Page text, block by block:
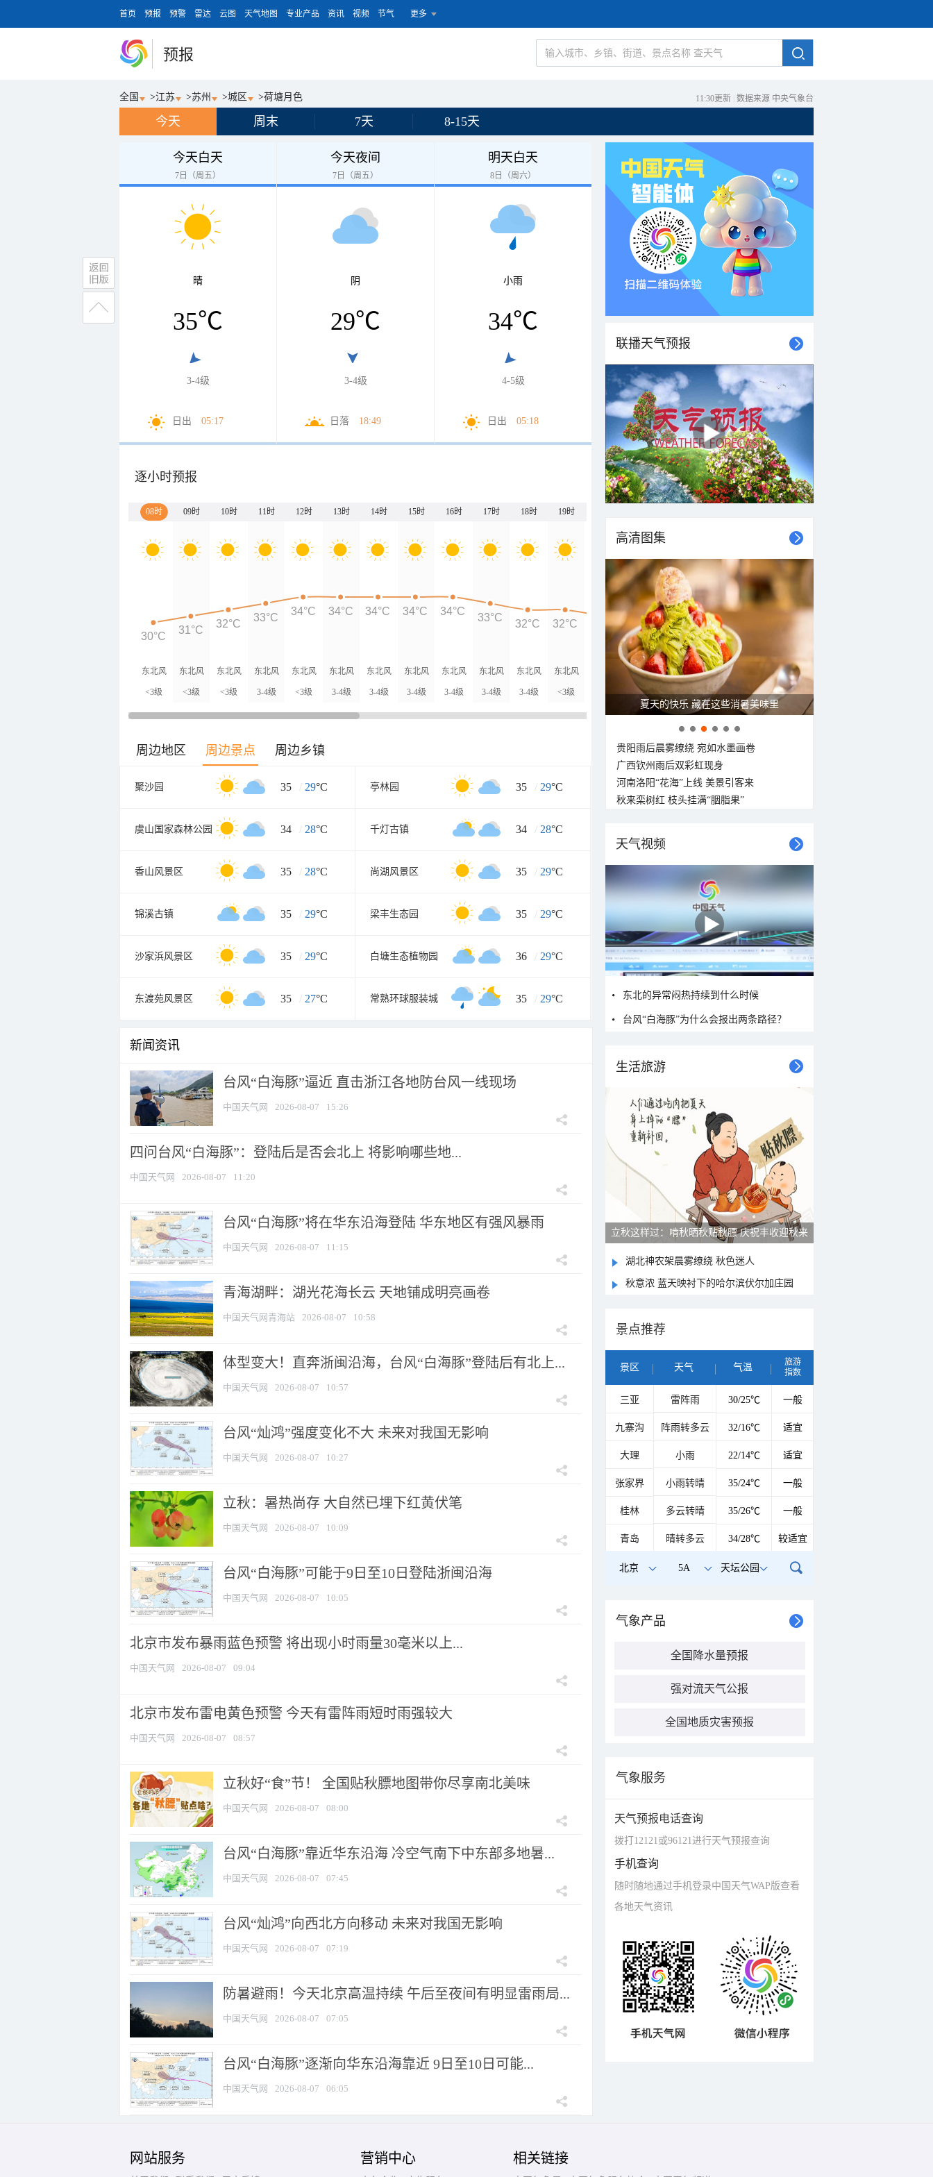
首页 预报 预警 雷达 云图 天气地图 专业产品 资讯 视频 节气 更多
预报
全国 >江苏 >苏州 >城区 >荷塘月色 11:30更新 数据来源 中央气象台
今天 周末 7天 8-15天
今天白天
7日（周五）
晴
35℃
3-4级
日出 05:17
今天夜间
7日（周五）
阴
29℃
3-4级
日落 18:49
明天白天
8日（周六）
小雨
34℃
4-5级
日出 05:18
逐小时预报
08时 09时 10时 11时 12时 13时 14时 15时 16时 17时 18时 19时
东北风
<3级
东北风
<3级
东北风
<3级
东北风
3-4级
东北风
<3级
东北风
3-4级
东北风
3-4级
东北风
3-4级
东北风
3-4级
东北风
3-4级
东北风
3-4级
东北风
<3级 <3级
北风
<3级
北风
<3级
北风
<3级 <3级
北风
<3级
30°C
31°C
32°C
33°C
34°C 34°C 34°C 34°C 34°C
33°C
32°C 32°C
31°C
30°C 30°C 30°C 30°C
周边地区 周边景点 周边乡镇
聚沙园 35 / 29°C 亭林园 35 / 29°C
虞山国家森林公园 34 / 28°C 千灯古镇 34 / 28°C
香山风景区 35 / 28°C 尚湖风景区 35 / 29°C
锦溪古镇 35 / 29°C 梁丰生态园 35 / 29°C
沙家浜风景区 35 / 29°C 白塘生态植物园 36 / 29°C
东渡苑风景区 35 / 27°C 常熟环球服装城 35 / 29°C
新闻资讯
台风“白海豚”逼近 直击浙江各地防台风一线现场
中国天气网 2026-08-07 15:26
四问台风“白海豚”：登陆后是否会北上 将影响哪些地...
中国天气网 2026-08-07 11:20
台风“白海豚”将在华东沿海登陆 华东地区有强风暴雨
中国天气网 2026-08-07 11:15
青海湖畔：湖光花海长云 天地铺成明亮画卷
中国天气网青海站 2026-08-07 10:58
体型变大！直奔浙闽沿海，台风“白海豚”登陆后有北上...
中国天气网 2026-08-07 10:57
台风“灿鸿”强度变化不大 未来对我国无影响
中国天气网 2026-08-07 10:27
立秋：暑热尚存 大自然已埋下红黄伏笔
中国天气网 2026-08-07 10:09
台风“白海豚”可能于9日至10日登陆浙闽沿海
中国天气网 2026-08-07 10:05
北京市发布暴雨蓝色预警 将出现小时雨量30毫米以上...
中国天气网 2026-08-07 09:04
北京市发布雷电黄色预警 今天有雷阵雨短时雨强较大
中国天气网 2026-08-07 08:57
立秋好“食”节！ 全国贴秋膘地图带你尽享南北美味
中国天气网 2026-08-07 08:00
台风“白海豚”靠近华东沿海 冷空气南下中东部多地暑...
中国天气网 2026-08-07 07:45
台风“灿鸿”向西北方向移动 未来对我国无影响
中国天气网 2026-08-07 07:19
防暑避雨！今天北京高温持续 午后至夜间有明显雷雨局...
中国天气网 2026-08-07 07:05
台风“白海豚”逐渐向华东沿海靠近 9日至10日可能...
中国天气网 2026-08-07 06:05
联播天气预报
高清图集
广西南宁：盛夏里的“绿野仙踪”
贵阳雨后晨雾缭绕 宛如水墨画卷
广西钦州雨后双彩虹现身
河南洛阳“花海”上线 美景引客来
秋来栾树红 枝头挂满“胭脂果”
天气视频
东北的异常闷热持续到什么时候
台风“白海豚”为什么会报出两条路径？
生活旅游
雨后峨眉沟壑尽显 金顶显真容
湖北神农架晨雾缭绕 秋色迷人
秋意浓 蓝天映衬下的哈尔滨伏尔加庄园
景点推荐
景区 天气 气温
旅游
指数
三亚 雷阵雨 30/25℃ 一般
九寨沟 阵雨转多云 32/16℃ 适宜
大理 小雨 22/14℃ 适宜
张家界 小雨转晴 35/24℃ 一般
桂林 多云转晴 35/26℃ 一般
青岛 晴转多云 34/28℃ 较适宜
北京 5A 天坛公园
气象产品
全国降水量预报
强对流天气公报
全国地质灾害预报
气象服务
天气预报电话查询
拨打12121或96121进行天气预报查询
手机查询
随时随地通过手机登录中国天气WAP版查看
各地天气资讯
网站服务 营销中心 相关链接